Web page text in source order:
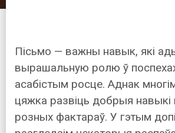
Пісьмо — важны навык, які
вырашальную ролю ў поспехах
асабістым росце. Аднак
цяжка развіць добрыя навыкі
розных фактараў. У гэтым